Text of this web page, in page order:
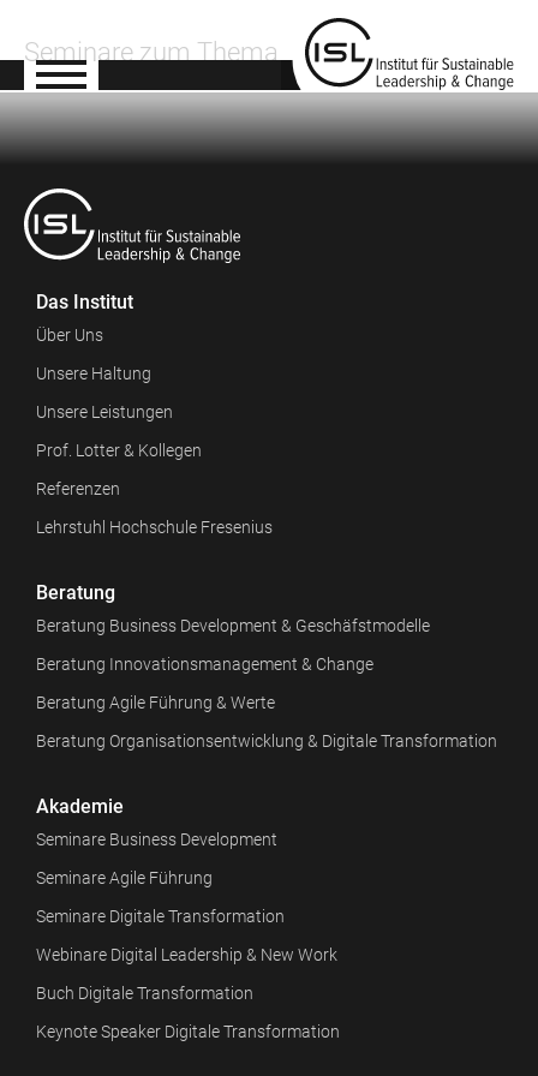
Seminare zum Thema
Das Institut
Über Uns
Unsere Haltung
Unsere Leistungen
Prof. Lotter & Kollegen
Referenzen
Lehrstuhl Hochschule Fresenius
Beratung
Beratung Business Development & Geschäfstmodelle
Beratung Innovationsmanagement & Change
Beratung Agile Führung & Werte
Beratung Organisationsentwicklung & Digitale Transformation
Akademie
Seminare Business Development
Seminare Agile Führung
Seminare Digitale Transformation
Webinare Digital Leadership & New Work
Buch Digitale Transformation
Keynote Speaker Digitale Transformation